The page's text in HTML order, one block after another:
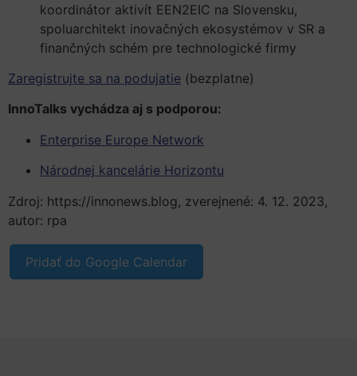
koordinátor aktivít EEN2EIC na Slovensku,
spoluarchitekt inovačných ekosystémov v SR a
finančných schém pre technologické firmy
Zaregistrujte sa na podujatie (bezplatne)
InnoTalks vychádza aj s podporou:
Enterprise Europe Network
Národnej kancelárie Horizontu
Zdroj: https://innonews.blog, zverejnené: 4. 12. 2023,
autor: rpa
Pridať do Google Calendar